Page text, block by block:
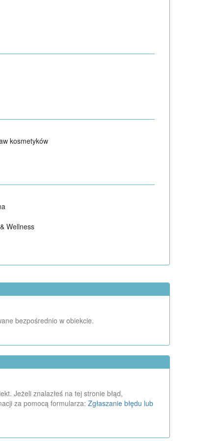
kosmetyków
Wellness
bezpośrednio w obiekcie.
Jeżeli znalazłeś na tej stronie błąd,
za pomocą formularza: Zgłaszanie błędu lub